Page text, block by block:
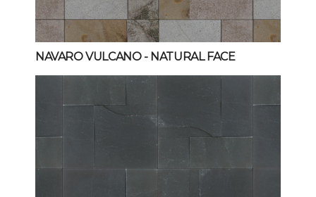
NAVARO VULCANO- NATURAL FACE